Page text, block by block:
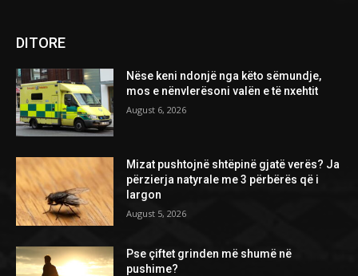
DITORE
Nëse keni ndonjë nga këto sëmundje,
mos e nënvlerësoni valën e të nxehtit
August 6, 2026
Mizat pushtojnë shtëpinë gjatë verës? Ja
përzierja natyrale me 3 përbërës që i
largon
August 5, 2026
Pse çiftet grinden më shumë në
pushime?